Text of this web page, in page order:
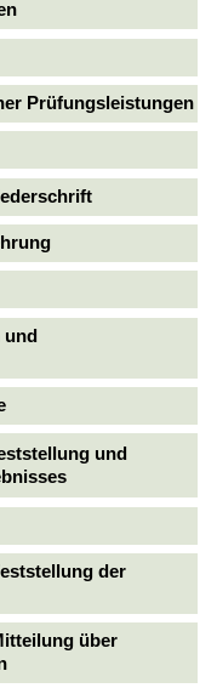
Prüfungsleistungen
und
der
über